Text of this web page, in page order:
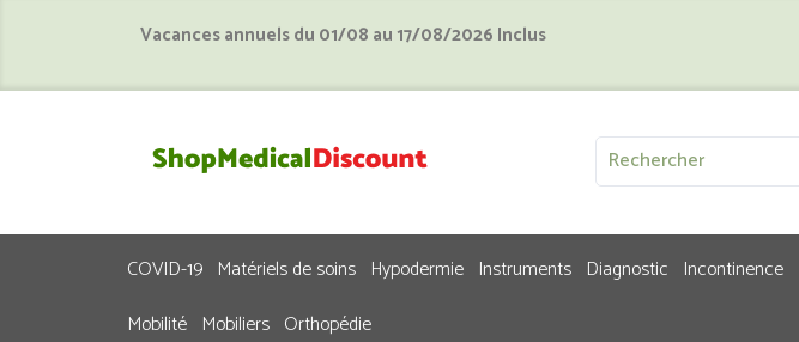
Vacances annuels du 01/08 au 17/08/2026 Inclus
COVID-19 Matériels de soins Hypodermie Instruments Diagnostic Incontinence
Mobilité Mobiliers Orthopédie